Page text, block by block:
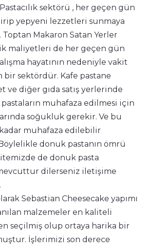
sektörü , her geçen gün
yepyeni lezzetleri sunmaya
Makaron Satan Yerler
maliyetleri de her geçen gün
hayatının nedeniyle vakit
bir sektördür. Kafe pastane
ve diğer gıda satış yerlerinde
muhafaza edilmesi için
soğukluk gerekir. Ve bu
kadar muhafaza edilebilir
donuk pastanın ömrü
de donuk pasta
dilerseniz iletişime
Sebastian Cheesecake yapımı
malzemeler en kaliteli
seçilmiş olup ortaya harika bir
İşlerimizi son derece